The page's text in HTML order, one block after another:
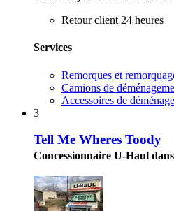
Retour client 24 heures
Services
Remorques et
Camions de
Accessoires de
3
Tell Me Wheres Toody
Concessionnaire U-Haul